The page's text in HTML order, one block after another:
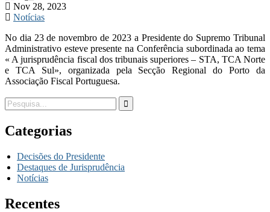
Nov 28, 2023
Notícias
No dia 23 de novembro de 2023 a Presidente do Supremo Tribunal
Administrativo esteve presente na Conferência subordinada ao tema
« A jurisprudência fiscal dos tribunais superiores – STA, TCA Norte
e TCA Sul», organizada pela Secção Regional do Porto da
Associação Fiscal Portuguesa.
Categorias
Decisões do Presidente
Destaques de Jurisprudência
Notícias
Recentes